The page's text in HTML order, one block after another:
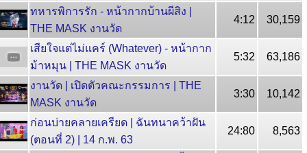
ทหารพิการรัก - หน้ากากบ้านผีสิง |
THE MASK งานวัด
4:12 30,159
เสียใจแต่ไม่แคร์ (Whatever) - หน้ากาก
ม้าหมุน | THE MASK งานวัด
5:32 63,186
งานวัด | เปิดตัวคณะกรรมการ | THE
MASK งานวัด
3:30 10,142
ก่อนบ่ายคลายเครียด | ฉันทนาคว้าฝัน
(ตอนที่ 2) | 14 ก.พ. 63
24:80 8,563